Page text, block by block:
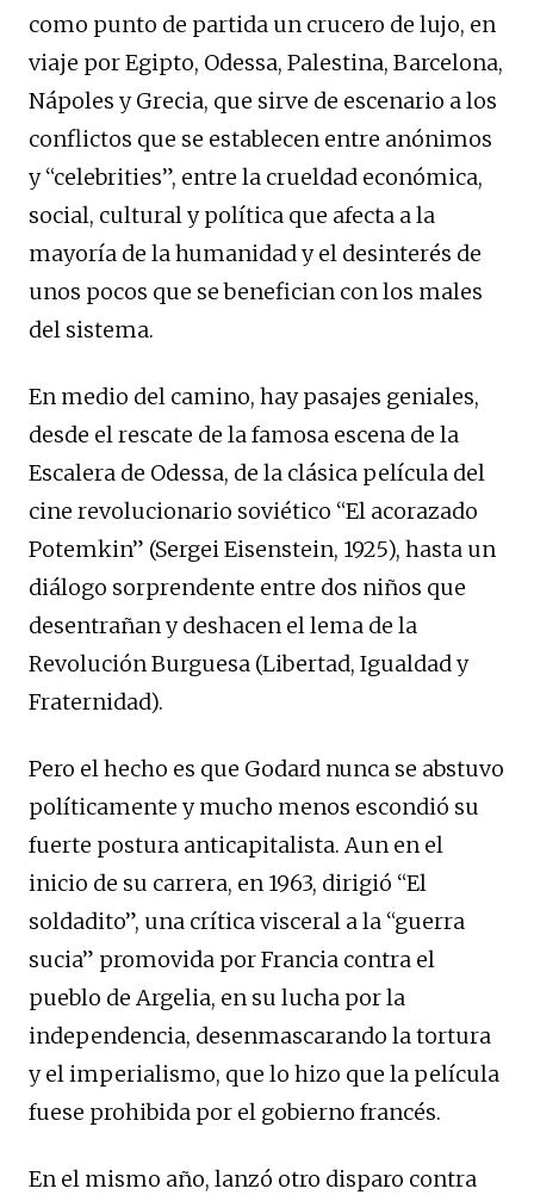
como punto de partida un crucero de lujo, en
viaje por Egipto, Odessa, Palestina, Barcelona,
​​Nápoles y Grecia, que sirve de escenario a los
conflictos que se establecen entre anónimos
y “celebrities”, entre la crueldad económica,
social, cultural y política que afecta a la
mayoría de la humanidad y el desinterés de
unos pocos que se benefician con los males
del sistema.
En medio del camino, hay pasajes geniales,
desde el rescate de la famosa escena de la
Escalera de Odessa, de la clásica película del
cine revolucionario soviético “El acorazado
Potemkin” (Sergei Eisenstein, 1925), hasta un
diálogo sorprendente entre dos niños que
desentrañan y deshacen el lema de la
Revolución Burguesa (Libertad, Igualdad y
Fraternidad).
Pero el hecho es que Godard nunca se abstuvo
políticamente y mucho menos escondió su
fuerte postura anticapitalista. Aun en el
inicio de su carrera, en 1963, dirigió “El
soldadito”, una crítica visceral a la “guerra
sucia” promovida por Francia contra el
pueblo de Argelia, en su lucha por la
independencia, desenmascarando la tortura
y el imperialismo, que lo hizo que la película
fuese prohibida por el gobierno francés.
En el mismo año, lanzó otro disparo contra